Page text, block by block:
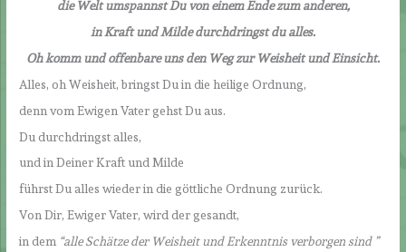
die Welt umspannst Du von einem Ende zum anderen,
in Kraft und Milde durchdringst du alles.
Oh komm und offenbare uns den Weg zur Weisheit und Einsicht.
Alles, oh Weisheit, bringst Du in die heilige Ordnung,
denn vom Ewigen Vater gehst Du aus.
Du durchdringst alles,
und in Deiner Kraft und Milde
führst Du alles wieder in die göttliche Ordnung zurück.
Von Dir, Ewiger Vater, wird der gesandt,
in dem “alle Schätze der Weisheit und Erkenntnis verborgen sind ”